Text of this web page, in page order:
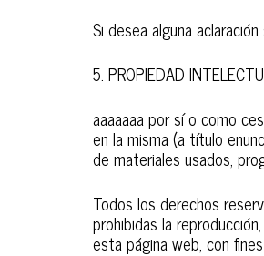
Si desea alguna
5. PROPIEDAD
aaaaaaa por sí o como
en la misma (a título
de materiales usados,
Todos los derechos
prohibidas la
esta página web, con